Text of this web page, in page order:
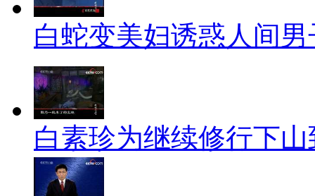
白蛇变美妇诱惑人间
白素珍为继续修行下